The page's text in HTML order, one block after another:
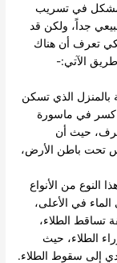
مشكل في تسريب
جداً، ولكن قد
تعرف أن هناك
الآتي:-
الذي تسكن
كسر في ماسورة
حيث أن
تحت باطن الأرض،
النوع من الأنواع
في الأعلى،
تساقط الطلاء،
الطلاء، حيث
إلى سقوط الطلاء.